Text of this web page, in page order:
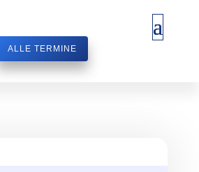
ALLE TERMINE